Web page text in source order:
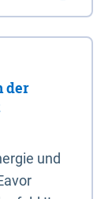
der
und